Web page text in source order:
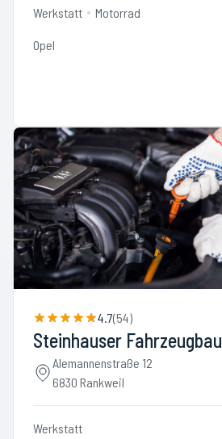
Werkstatt Motorrad
Opel
4.7(54)
Steinhauser Fahrzeugbau
Alemannenstraße 12
6830 Rankweil
Werkstatt